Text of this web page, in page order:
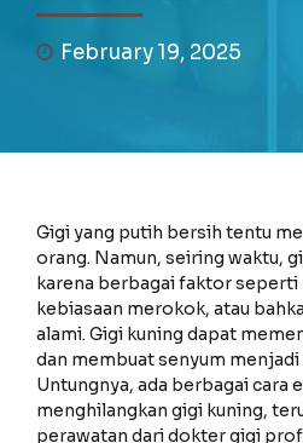
February 19, 2025
Gigi yang putih bersih tentu
orang. Namun, seiring waktu,
karena berbagai faktor seperti
kebiasaan merokok, atau
alami. Gigi kuning dapat
dan membuat senyum menjadi
Untungnya, ada berbagai cara
menghilangkan gigi kuning,
perawatan dari dokter gigi